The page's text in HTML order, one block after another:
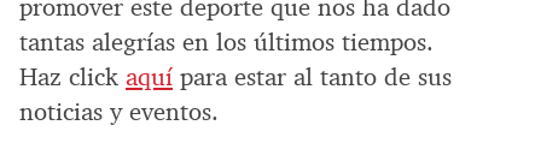
promover este deporte que nos ha dado
tantas alegrías en los últimos tiempos.
Haz click aquí para estar al tanto de sus
noticias y eventos.